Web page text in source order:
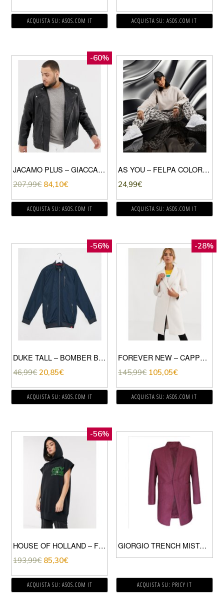
ACQUISTA SU: ASOS.COM IT ACQUISTA SU: ASOS.COM IT
-60%
JACAMO PLUS – GIACCA BIKER IN PELLE NERA-NERO
207,99€ 84,10€
ACQUISTA SU: ASOS.COM IT
AS YOU – FELPA COLOR PIETRA
24,99€
ACQUISTA SU: ASOS.COM IT
-56%
DUKE TALL – BOMBER BLU NAVY
46,99€ 20,85€
ACQUISTA SU: ASOS.COM IT
-28%
FOREVER NEW – CAPPOTTO MIDI COLOR CREMA
145,99€ 105,05€
ACQUISTA SU: ASOS.COM IT
-56%
HOUSE OF HOLLAND – FELPA CON CAPPUCCIO SENZA MANICHE LUNGA CON STAMPA “HEY THERE” NERA-NERO
193,99€ 85,30€
ACQUISTA SU: ASOS.COM IT
GIORGIO TRENCH MISTO LANA UOMO BURGUNDY
ACQUISTA SU: PRICY IT